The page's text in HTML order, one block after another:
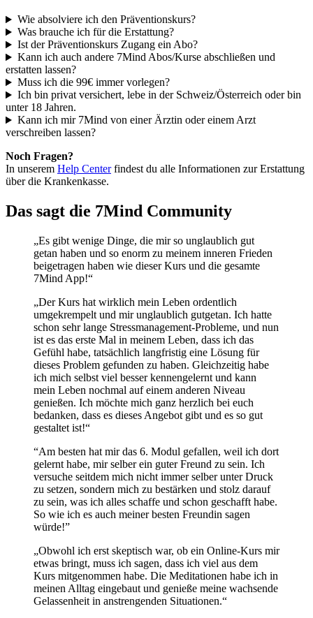
Wie absolviere ich den Präventionskurs?
Was brauche ich für die Erstattung?
Ist der Präventionskurs Zugang ein Abo?
Kann ich auch andere 7Mind Abos/Kurse abschließen und
erstatten lassen?
Muss ich die 99€ immer vorlegen?
Ich bin privat versichert, lebe in der Schweiz/Österreich oder bin
unter 18 Jahren.
Kann ich mir 7Mind von einer Ärztin oder einem Arzt
verschreiben lassen?
Noch Fragen?
In unserem Help Centerfindest du alle Informationen zur Erstattung
über die Krankenkasse.
Das sagt die 7Mind Community
„Es gibt wenige Dinge, die mir so unglaublich gut
getan haben und so enorm zu meinem inneren Frieden
beigetragen haben wie dieser Kurs und die gesamte
7Mind App!“
„Der Kurs hat wirklich mein Leben ordentlich
umgekrempelt und mir unglaublich gutgetan. Ich hatte
schon sehr lange Stressmanagement-Probleme, und nun
ist es das erste Mal in meinem Leben, dass ich das
Gefühl habe, tatsächlich langfristig eine Lösung für
dieses Problem gefunden zu haben. Gleichzeitig habe
ich mich selbst viel besser kennengelernt und kann
mein Leben nochmal auf einem anderen Niveau
genießen. Ich möchte mich ganz herzlich bei euch
bedanken, dass es dieses Angebot gibt und es so gut
gestaltet ist!“
“Am besten hat mir das 6. Modul gefallen, weil ich dort
gelernt habe, mir selber ein guter Freund zu sein. Ich
versuche seitdem mich nicht immer selber unter Druck
zu setzen, sondern mich zu bestärken und stolz darauf
zu sein, was ich alles schaffe und schon geschafft habe.
So wie ich es auch meiner besten Freundin sagen
würde!”
„Obwohl ich erst skeptisch war, ob ein Online-Kurs mir
etwas bringt, muss ich sagen, dass ich viel aus dem
Kurs mitgenommen habe. Die Meditationen habe ich in
meinen Alltag eingebaut und genieße meine wachsende
Gelassenheit in anstrengenden Situationen.“